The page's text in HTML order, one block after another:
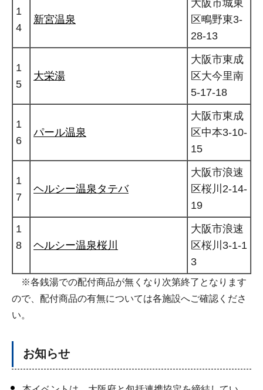
1
4
新宮温泉
大阪市城東
区鴫野東3-
28-13
1
5
大栄湯
大阪市東成
区大今里南
5-17-18
1
6
パール温泉
大阪市東成
区中本3-10-
15
1
7
ヘルシー温泉タテバ
大阪市浪速
区桜川2-14-
19
1
8
ヘルシー温泉桜川
大阪市浪速
区桜川3-1-1
3
※各銭湯での配付商品が無くなり次第終了となります
ので、配付商品の有無については各施設へご確認くださ
い。
お知らせ